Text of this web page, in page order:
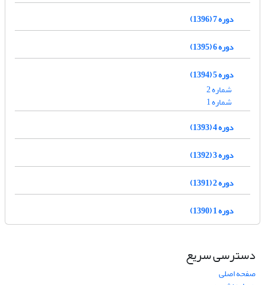
دوره 7 (1396)
دوره 6 (1395)
دوره 5 (1394)
شماره 2
شماره 1
دوره 4 (1393)
دوره 3 (1392)
دوره 2 (1391)
دوره 1 (1390)
دسترسی سریع
صفحه اصلی